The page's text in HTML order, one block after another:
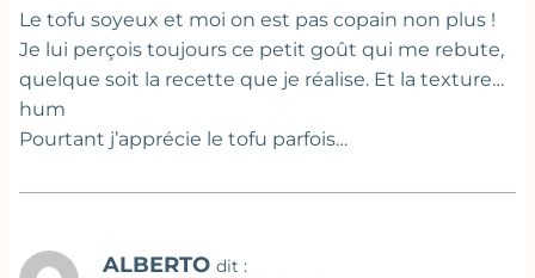
Le tofu soyeux et moi on est pas copain non plus !
Je lui perçois toujours ce petit goût qui me rebute,
quelque soit la recette que je réalise. Et la texture…
hum
Pourtant j’apprécie le tofu parfois…
ALBERTO dit :